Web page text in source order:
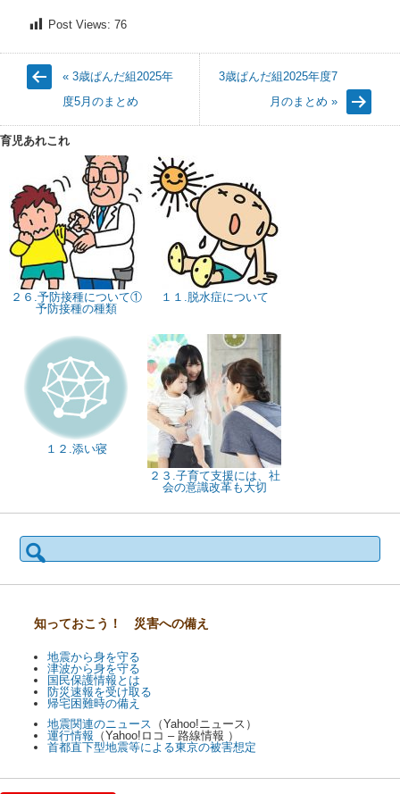
Post Views: 76
« 3歳ぱんだ組2025年
度5月のまとめ
3歳ぱんだ組2025年度7
月のまとめ »
育児あれこれ
２６.予防接種について①
予防接種の種類
１１.脱水症について
１２.添い寝
２３.子育て支援には、社
会の意識改革も大切
検
索:
知っておこう！ 災害への備え
地震から身を守る
津波から身を守る
国民保護情報とは
防災速報を受け取る
帰宅困難時の備え
地震関連のニュース
（Yahoo!ニュース）
運行情報 （Yahoo!ロコ – 路線情報 ）
首都直下型地震等による東京の被害想定